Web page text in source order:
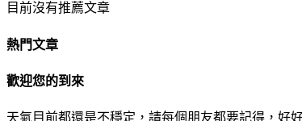
目前沒有推薦文章
熱門文章
歡迎您的到來
天氣目前都還是不穩定，請每個朋友都要記得，好